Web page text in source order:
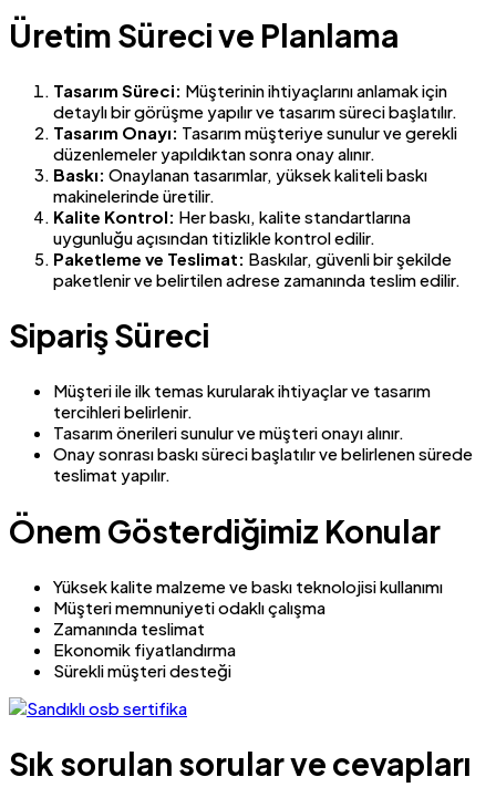
Üretim Süreci ve Planlama
Tasarım Süreci: Müşterinin ihtiyaçlarını anlamak için
detaylı bir görüşme yapılır ve tasarım süreci başlatılır.
Tasarım Onayı: Tasarım müşteriye sunulur ve gerekli
düzenlemeler yapıldıktan sonra onay alınır.
Baskı: Onaylanan tasarımlar, yüksek kaliteli baskı
makinelerinde üretilir.
Kalite Kontrol: Her baskı, kalite standartlarına
uygunluğu açısından titizlikle kontrol edilir.
Paketleme ve Teslimat: Baskılar, güvenli bir şekilde
paketlenir ve belirtilen adrese zamanında teslim edilir.
Sipariş Süreci
Müşteri ile ilk temas kurularak ihtiyaçlar ve tasarım
tercihleri belirlenir.
Tasarım önerileri sunulur ve müşteri onayı alınır.
Onay sonrası baskı süreci başlatılır ve belirlenen sürede
teslimat yapılır.
Önem Gösterdiğimiz Konular
Yüksek kalite malzeme ve baskı teknolojisi kullanımı
Müşteri memnuniyeti odaklı çalışma
Zamanında teslimat
Ekonomik fiyatlandırma
Sürekli müşteri desteği
Sık sorulan sorular ve cevapları